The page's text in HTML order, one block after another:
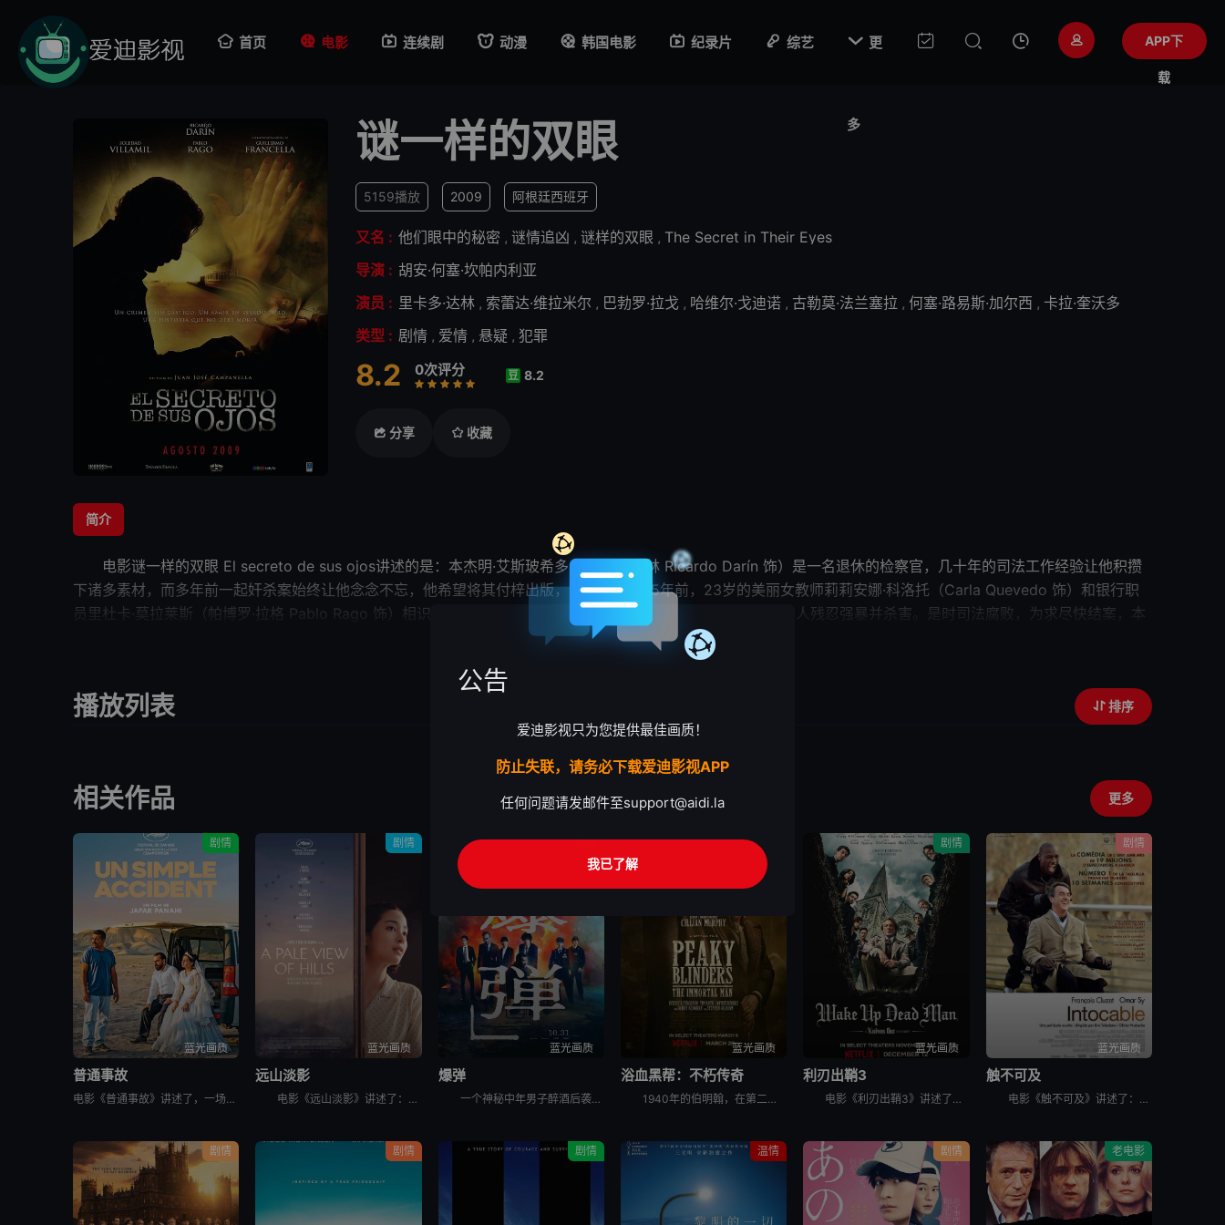
首页 电影 连续剧 动漫 韩国电影 纪录片 综艺  更
多
APP下
载
谜一样的双眼
5159播放 2009 阿根廷西班牙
又名 : 他们眼中的秘密 , 谜情追凶 , 谜样的双眼 , The Secret in Their Eyes
导演 : 胡安·何塞·坎帕内利亚
演员 : 里卡多·达林 , 索蕾达·维拉米尔 , 巴勃罗·拉戈 , 哈维尔·戈迪诺 , 古勒莫·法兰塞拉 , 何塞·路易斯·加尔西 , 卡拉·奎沃多
类型 : 剧情 , 爱情 , 悬疑 , 犯罪
8.2 0次评分
很差
较差还行推荐
力荐
豆 8.2
分享 收藏
简介
电影谜一样的双眼 El secreto de sus ojos讲述的是：本杰明·艾斯玻希多（里卡杜·达林 Ricardo Darín 饰）是一名退休的检察官，几十年的司法工作经验让他积攒
下诸多素材，而多年前一起奸杀案始终让他念念不忘，他希望将其付梓出版，了却心愿。25年前，23岁的美丽女教师莉莉安娜·科洛托（Carla Quevedo 饰）和银行职
员里杜卡·莫拉莱斯（帕博罗·拉格 Pablo Rago 饰）相识相恋，然而就在两人已谈婚论嫁之际，莉莉
在公寓被人残忍强暴并杀害。是时司法腐败，为求尽快结案，本
死亡现场所震撼，本杰明执着地展开调查，从此卷入这桩扑朔迷离的爱恨疑案之中……
secreto de sus ojos荣获2010年第82届奥斯卡金像奖最佳外语片奖；2009年哈瓦那电影节观众奖、最佳男主角奖（Ricardo Darín）、最佳导演奖、最佳音乐奖、评审
 展开
播放列表 排序
相关作品 更多
剧情
蓝光画质
普通事故
电影《普通事故》讲述了，一场看似微不足道的事故，却引发连锁反应，导致事态不断升级。
剧情
蓝光画质
远山淡影
电影《远山淡影》讲述了：1982年，英国。一位年轻有抱负的日英混血作家准备书写其母亲——1952年，英国。战后移英的日本妇人悦子，因长女自杀而忆起在长崎的最后一段时光。悦子与妇人幸子相遇，幸子也准
悬疑
蓝光画质
爆弹
一个神秘中年男子醉酒后袭击了一台自动售货机和便利店店员，被警方拘留。他声称自己拥有超能力，并预测东京将有炸弹。从秋叶原爆炸事件算起，他预测接下来还会有三次爆炸，间隔一小时。随后，他一边回避着警察的
剧情
蓝光画质
浴血黑帮：不朽传奇
1940年的伯明翰，在第二次世界大战的混乱中，汤米·谢尔比（基里安·墨菲 饰）从自我放逐中回归，直面着迄今为止最具破坏性的清算。家族和国家的未来岌岌可危，汤米必须面对自己心中的恶魔，并选择是直面它
剧情
蓝光画质
利刃出鞘3
电影《利刃出鞘3》讲述了：大侦探布兰科（丹尼尔·克雷格 饰）来到有着黑暗历史的小镇教会，与诚恳的年轻神父（乔什·奥康纳 饰）携手合作，调查一桩不可能的完美犯罪。
剧情
蓝光画质
触不可及
电影《触不可及》讲述了：因为一次跳伞事故，白人富翁菲利普Philippe（弗朗索瓦·克鲁塞 François Cluzet 饰）瘫痪在床，欲招聘一名全职陪护。由于薪酬高，应聘者云集，个个舌灿莲花，
剧情 剧情 剧情 温情 剧情 老电影
公告
爱迪影视只为您提供最佳画质！
防止失联，请务必下载爱迪影视APP
任何问题请发邮件至support@aidi.la
我已了解